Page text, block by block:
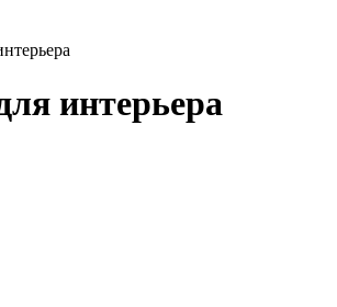
интерьера